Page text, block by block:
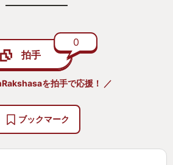
最高の感じ！
が、もっとプレイしたっかた。
必ずプレイしないと。JRPGが好
拍手
0
を拍手で応援！ ／
ブックマーク